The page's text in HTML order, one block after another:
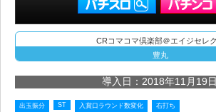
CRコマコマ倶楽部＠エイジセレ
豊丸
導入日：2018年11月19日
出玉振分 ST 入賞口ラウンド数変化 右打ち